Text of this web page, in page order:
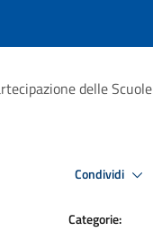
delle Scuole
Condividi
Categorie: